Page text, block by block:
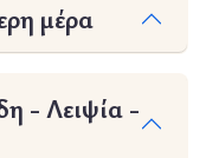
μέρα
- Λειψία -